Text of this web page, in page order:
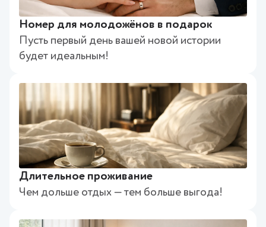
Номер для молодожёнов в подарок
Пусть первый день вашей новой истории
будет идеальным!
Длительное проживание
Чем дольше отдых — тем больше выгода!